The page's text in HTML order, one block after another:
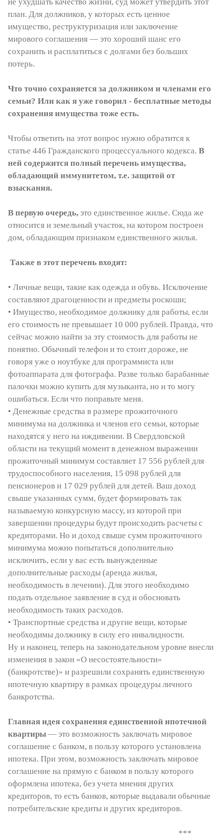
план. Для должников, у которых есть ценное
имущество, реструктуризация или заключение
мирового соглашения — это хороший шанс его
сохранить и расплатиться с долгами без больших
потерь.
Что точно сохраняется за должником и членами его
семьи? Или как я уже говорил - бесплатные методы
сохранения имущества тоже есть.
Чтобы ответить на этот вопрос нужно обратится к
статье 446 Гражданского процессуального кодекса. В
ней содержится полный перечень имущества,
обладающий иммунитетом, т.е. защитой от
взыскания.
В первую очередь, это единственное жилье. Сюда же
относится и земельный участок, на котором построен
дом, обладающим признаком единственного жилья.
Также в этот перечень входят:
• Личные вещи, такие как одежда и обувь. Исключение
составляют драгоценности и предметы роскоши;
• Имущество, необходимое должнику для работы, если
его стоимость не превышает 10 000 рублей. Правда, что
сейчас можно найти за эту стоимость для работы не
понятно. Обычный телефон и то стоит дороже, не
говоря уже о ноутбуке для программиста или
фотоаппарата для фотографа. Разве только барабанные
палочки можно купить для музыканта, но и то могу
ошибаться. Если что поправьте меня.
• Денежные средства в размере прожиточного
минимума на должника и членов его семьи, которые
находятся у него на иждивении. В Свердловской
области на текущий момент в денежном выражении
прожиточный минимум составляет 17 556 рублей для
трудоспособного населения, 15 098 рублей для
пенсионеров и 17 029 рублей для детей. Ваш доход
свыше указанных сумм, будет формировать так
называемую конкурсную массу, из которой при
завершении процедуры будут происходить расчеты с
кредиторами. Но и доход свыше сумм прожиточного
минимума можно попытаться дополнительно
исключить, если у вас есть вынужденные
дополнительные расходы (аренда жилья,
необходимость в лечении). Для этого необходимо
подать отдельное заявление в суд и обосновать
необходимость таких расходов.
• Транспортные средства и другие вещи, которые
необходимы должнику в силу его инвалидности.
Ну и наконец, теперь на законодательном уровне внесли
изменения в закон «О несостоятельности»
(банкротстве)» и разрешили сохранять единственную
ипотечную квартиру в рамках процедуры личного
банкротства.
Главная идея сохранения единственной ипотечной
квартиры — это возможность заключать мировое
соглашение с банком, в пользу которого установлена
ипотека. При этом, возможность заключать мировое
соглашение на прямую с банком в пользу которого
оформлена ипотека, без учета мнения других
кредиторов, то есть банков, которые выдавали обычные
потребительские кредиты и других кредиторов.